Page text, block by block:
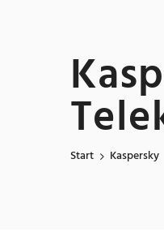
Start Kaspersky